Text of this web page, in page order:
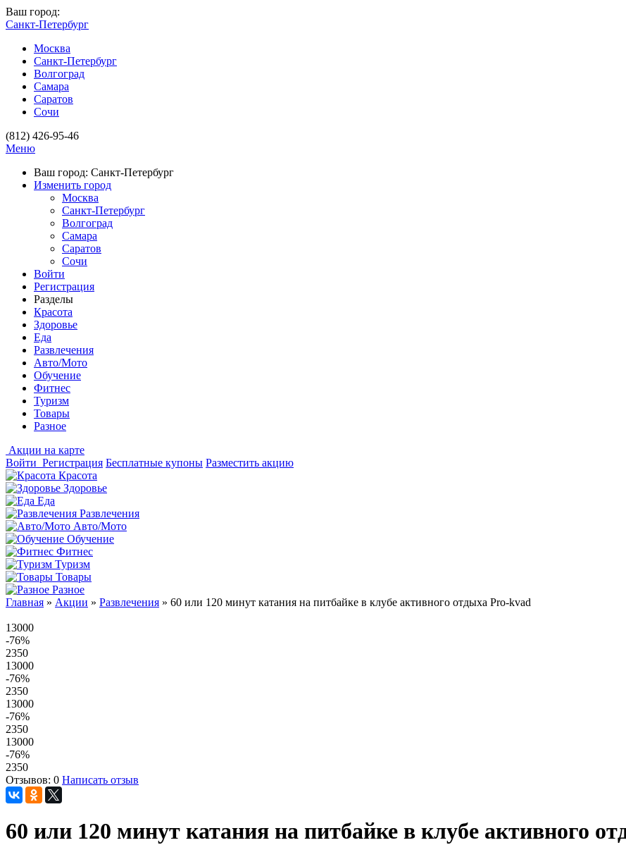
Ваш город:
Санкт-Петербург
Москва
Санкт-Петербург
Волгоград
Самара
Саратов
Сочи
(812) 426-95-46
Меню
Ваш город: Санкт-Петербург
Изменить город
Москва
Санкт-Петербург
Волгоград
Самара
Саратов
Сочи
Войти
Регистрация
Разделы
Красота
Здоровье
Еда
Развлечения
Авто/Мото
Обучение
Фитнес
Туризм
Товары
Разное
Акции на карте
Войти Регистрация Бесплатные купоны Разместить акцию
Красота
Здоровье
Еда
Развлечения
Авто/Мото
Обучение
Фитнес
Туризм
Товары
Разное
Главная » Акции » Развлечения » 60 или 120 минут катания на питбайке в клубе активного отдыха Pro-kvad
13000
-76%
2350
13000
-76%
2350
13000
-76%
2350
13000
-76%
2350
Отзывов: 0 Написать отзыв
60 или 120 минут катания на питбайке в клубе активного